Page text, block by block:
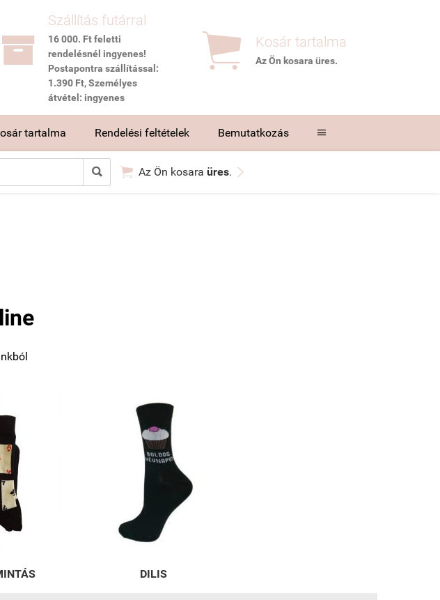

Szállítás futárral
16 000. Ft feletti
rendelésnél ingyenes!
Postapontra szállítással:
1.390 Ft, Személyes
átvétel: ingyenes
 Kosár tartalma
Az Ön kosaraüres.
tartalma Rendelési feltételek Bemutatkozás 
  Az Ön kosara üres. 
DILIS